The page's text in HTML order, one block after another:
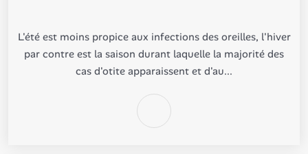
L'été est moins propice aux infections des oreilles, l'hiver
par contre est la saison durant laquelle la majorité des
cas d'otite apparaissent et d'au...